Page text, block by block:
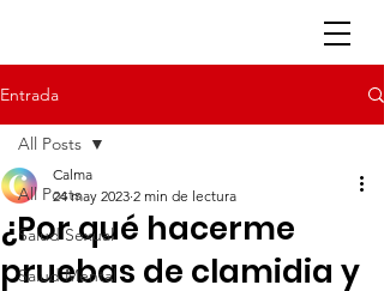
Entrada
All Posts
Salud Sexual
Salud Mental
All Posts
¿Por qué hacerme
pruebas de clamidia y
Calma
24 may 2023 2 min de lectura